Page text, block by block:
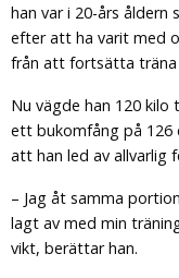
han var i 20-års
efter att ha varit med
från att fortsätta träna
Nu vägde han 120 kilo
ett bukomfång på 126
att han led av allvarlig
– Jag åt samma
lagt av med min
vikt, berättar han.